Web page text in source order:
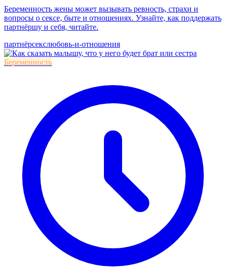
Беременность жены может вызывать ревность, страхи и
вопросы о сексе, быте и отношениях. Узнайте, как поддержать
партнёршу и себя, читайте.
партнёрсекслюбовь-и-отношения
Беременность